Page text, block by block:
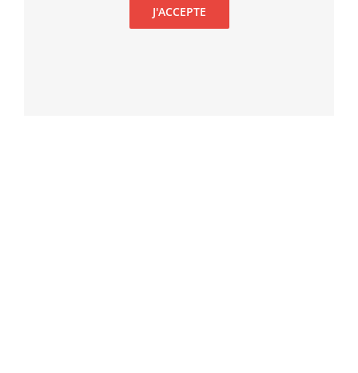
J'ACCEPTE